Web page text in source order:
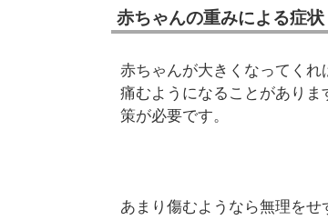
赤ちゃんの重みによる症状
赤ちゃんが大きくなってく
痛むようになることがあり
策が必要です。
あまり傷むようなら無理を